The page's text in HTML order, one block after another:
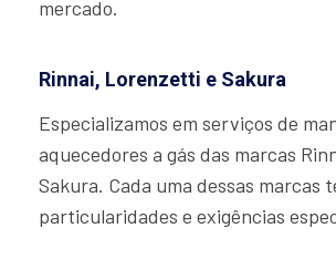
mercado.
Rinnai, Lorenzetti e Sakura
Especializamos em serviços de
aquecedores a gás das marcas
Sakura. Cada uma dessas marcas
particularidades e exigências